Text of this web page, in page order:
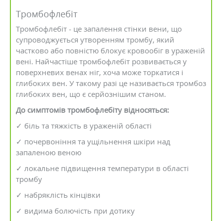
Тромбофлебіт
Тромбофлебіт - це запалення стінки вени, що
супроводжується утворенням тромбу, який
частково або повністю блокує кровообіг в ураженій
вені. Найчастіше тромбофлебіт розвивається у
поверхневих венах ніг, хоча може торкатися і
глибоких вен. У такому разі це називається тромбоз
глибоких вен, що є серйознішим станом.
До симптомів тромбофлебіту відносяться:
✓ біль та тяжкість в ураженій області
✓ почервоніння та ущільнення шкіри над
запаленою веною
✓ локальне підвищення температури в області
тромбу
✓ набряклість кінцівки
✓ видима болючість при дотику